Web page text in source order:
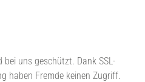
bei uns geschützt. Dank SSL-
haben Fremde keinen Zugriff.